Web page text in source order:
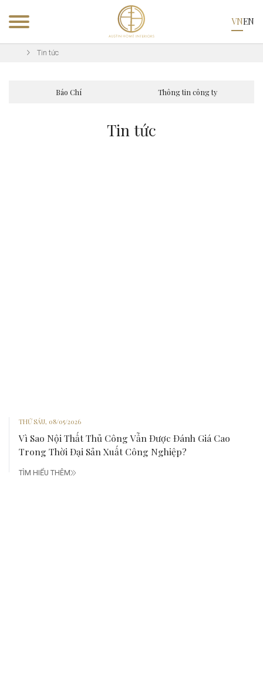
VNEN
Tin tức
Báo Chí Thông tin công ty
Tin tức
THỨ SÁU, 08/05/2026
Vì Sao Nội Thất Thủ Công Vẫn Được Đánh Giá Cao
Trong Thời Đại Sản Xuất Công Nghiệp?
TÌM HIỂU THÊM